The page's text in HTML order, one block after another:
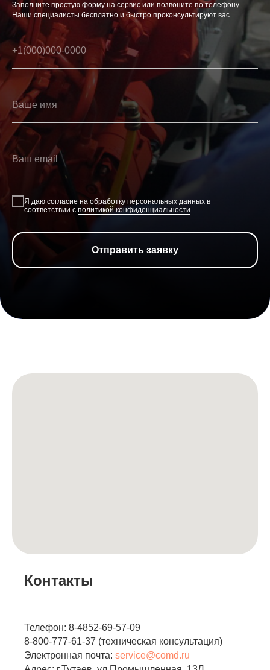
Заполните простую форму на сервис или позвоните по телефону.
Наши специалисты бесплатно и быстро проконсультируют вас.
Я даю согласие на обработку персональных данных в
соответствии с политикой конфиденциальности
Отправить заявку
Контакты
Телефон: 8-4852-69-57-09
8-800-777-61-37 (техническая консультация)
Электронная почта: service@comd.ru